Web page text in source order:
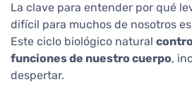
La clave para entender por qué
difícil para muchos de nosotros
Este ciclo biológico natural
funciones de nuestro cuerpo,
despertar.